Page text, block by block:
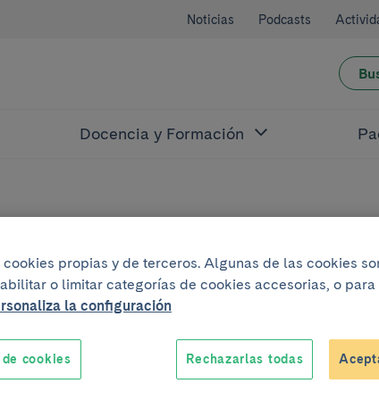
Noticias Podcasts
Docencia y Formación
Lluïsa García
Esteve
propias y de terceros. Algunas de las cookies
o limitar categorías de cookies accesorias, o para
la configuración
Rechazarlas todas
cookies